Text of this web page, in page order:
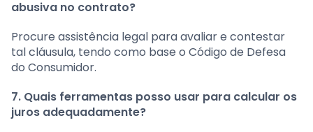
abusiva no contrato?
Procure assistência legal para avaliar e contestar
tal cláusula, tendo como base o Código de Defesa
do Consumidor.
7. Quais ferramentas posso usar para calcular os
juros adequadamente?